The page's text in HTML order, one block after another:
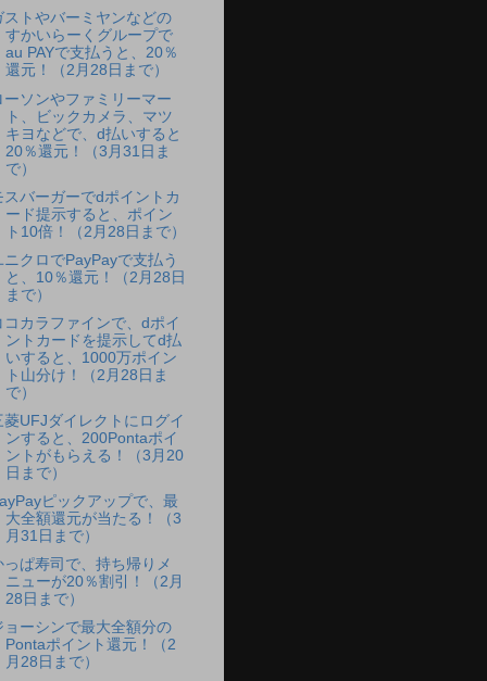
ストやバーミヤンなどの
すかいらーくグループで
au PAYで支払うと、20％
還元！（2月28日まで）
ーソンやファミリーマー
ト、ビックカメラ、マツ
キヨなどで、d払いすると
20％還元！（3月31日ま
で）
スバーガーでdポイントカ
ード提示すると、ポイン
ト10倍！（2月28日まで）
ニクロでPayPayで支払う
と、10％還元！（2月28日
まで）
コカラファインで、dポイ
ントカードを提示してd払
いすると、1000万ポイン
ト山分け！（2月28日ま
で）
菱UFJダイレクトにログイ
ンすると、200Pontaポイ
ントがもらえる！（3月20
日まで）
ピックアップで、最
大全額還元が当たる！（3
月31日まで）
っぱ寿司で、持ち帰りメ
ニューが20％割引！（2月
28日まで）
ョーシンで最大全額分の
Pontaポイント還元！（2
月28日まで）